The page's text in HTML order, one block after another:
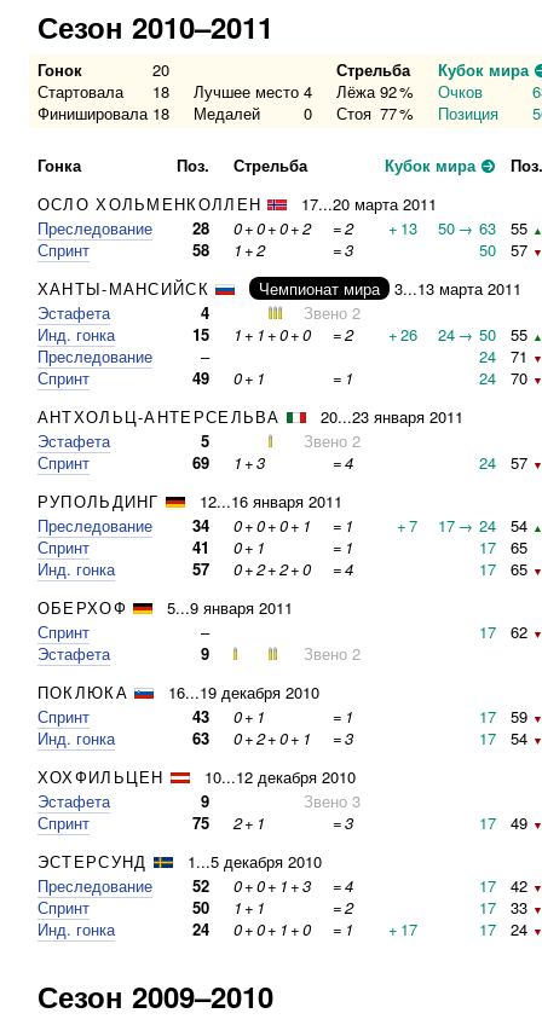
Сезон 2010–2011
Гонок 20 Стрельба
Кубок мира
Стартовала
18 Лучшее место 4 Лёжа 92% Очков
Финишировала 18 Медалей 0 Стоя 77% Позиция
Гонка Поз. Стрельба Кубок мира
Поз.
ОСЛО ХОЛЬМЕНКОЛЛЕН
17...20 марта 2011
Преследование
28 0+0+0+2 =2 + 13 50→ 63 55
Спринт 58 1+2 =3 50 57
ХАНТЫ-МАНСИЙСК Чемпионат мира
3...13 марта 2011
Эстафета
4
Звено 2
Инд. гонка
15 1+ 1+0+0 =2 +26 24→ 50 55
Преследование – 24 71
Спринт 49 0+ 1 = 1 24 70
АНТХОЛЬЦ-АНТЕРСЕЛЬВА
20...23 января 2011
Эстафета
5
Звено 2
Спринт
69 1+3 =4 24 57
РУПОЛЬДИНГ
12...16 января 2011
Преследование
34 0+0+0+ 1 = 1 +7 17→ 24 54
Спринт 41 0+ 1 = 1 17
65
Инд. гонка
57 0+2+2+0 =4 17 65
ОБЕРХОФ
5...9 января 2011
Спринт
– 17 62
Эстафета 9
Звено 2
ПОКЛЮКА
16...19 декабря 2010
Спринт
43 0+ 1 = 1 17 59
Инд. гонка 63 0+2+0+ 1 =3 17 54
ХОХФИЛЬЦЕН
10...12 декабря 2010
Эстафета
9
Звено 3
Спринт
75 2+ 1 =3 17 49
ЭСТЕРСУНД
1...5 декабря 2010
Преследование
52 0+0+ 1+3 =4 17 42
Спринт 50 1+ 1 =2 17 33
Инд. гонка 24 0+0+ 1+0 = 1 + 17 17 24
Сезон 2009–2010